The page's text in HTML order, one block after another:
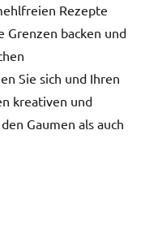
Rezepte
Grenzen backen und
Sie sich und Ihren
kreativen und
Gaumen als auch